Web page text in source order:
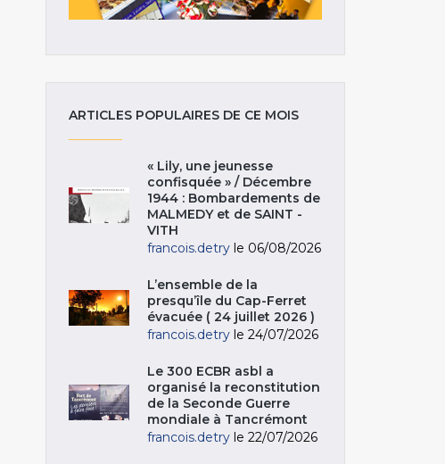
ARTICLES POPULAIRES DE CE MOIS
« Lily, une jeunesse
confisquée » / Décembre
1944 : Bombardements de
MALMEDY et de SAINT -
VITH
francois.detry le 06/08/2026
L’ensemble de la
presqu’île du Cap-Ferret
évacuée ( 24 juillet 2026 )
francois.detry le 24/07/2026
Le 300 ECBR asbl a
organisé la reconstitution
de la Seconde Guerre
mondiale à Tancrémont
francois.detry le 22/07/2026